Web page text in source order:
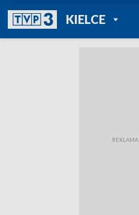
KIELCEPOWRÓT DO
TVP REGIONY